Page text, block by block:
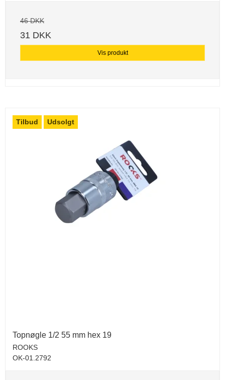
46 DKK
31 DKK
Vis produkt
Tilbud Udsolgt
Topnøgle 1/2 55 mm hex 19
ROOKS
OK-01.2792